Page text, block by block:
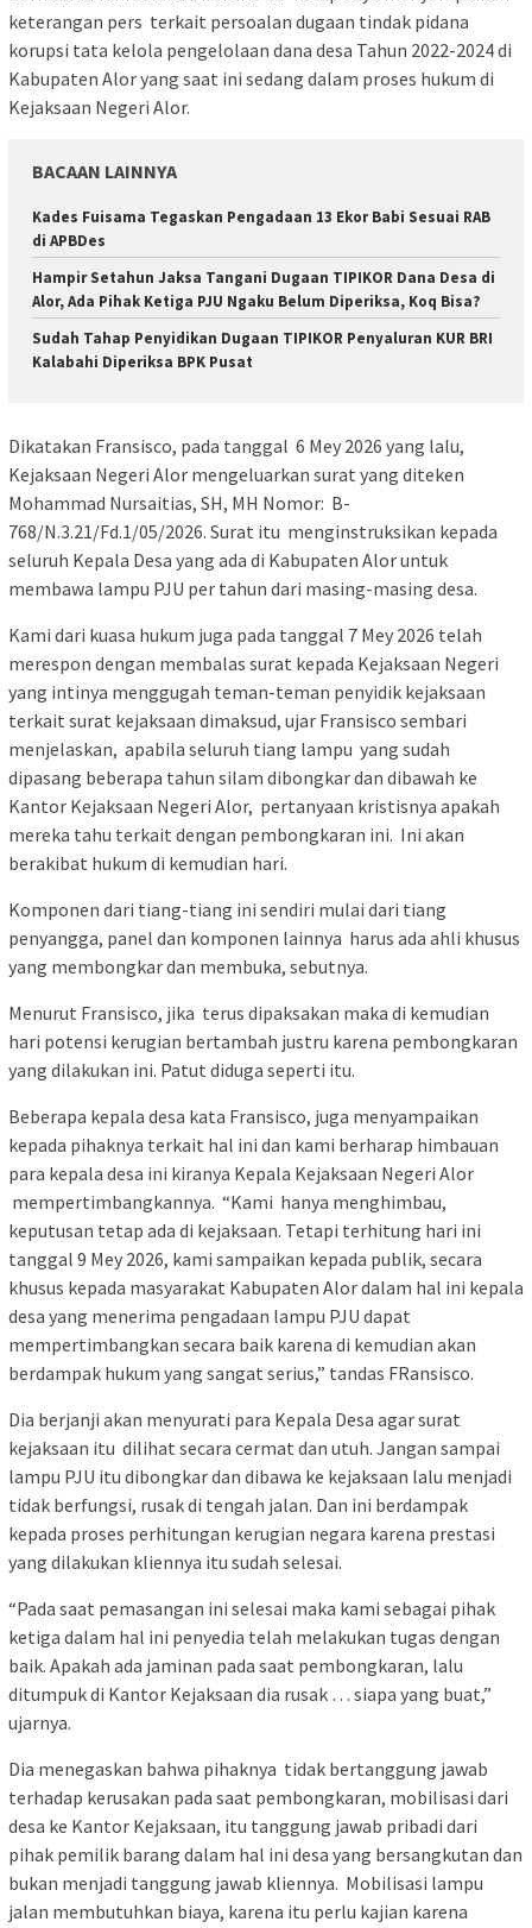
keterangan pers terkait persoalan dugaan tindak pidana
korupsi tata kelola pengelolaan dana desa Tahun 2022-2024 di
Kabupaten Alor yang saat ini sedang dalam proses hukum di
Kejaksaan Negeri Alor.
BACAAN LAINNYA
Kades Fuisama Tegaskan Pengadaan 13 Ekor Babi Sesuai RAB
di APBDes
Hampir Setahun Jaksa Tangani Dugaan TIPIKOR Dana Desa di
Alor, Ada Pihak Ketiga PJU Ngaku Belum Diperiksa, Koq Bisa?
Sudah Tahap Penyidikan Dugaan TIPIKOR Penyaluran KUR BRI
Kalabahi Diperiksa BPK Pusat
Dikatakan Fransisco, pada tanggal 6 Mey 2026 yang lalu,
Kejaksaan Negeri Alor mengeluarkan surat yang diteken
Mohammad Nursaitias, SH, MH Nomor: B-
768/N.3.21/Fd.1/05/2026. Surat itu menginstruksikan kepada
seluruh Kepala Desa yang ada di Kabupaten Alor untuk
membawa lampu PJU per tahun dari masing-masing desa.
Kami dari kuasa hukum juga pada tanggal 7 Mey 2026 telah
merespon dengan membalas surat kepada Kejaksaan Negeri
yang intinya menggugah teman-teman penyidik kejaksaan
terkait surat kejaksaan dimaksud, ujar Fransisco sembari
menjelaskan, apabila seluruh tiang lampu yang sudah
dipasang beberapa tahun silam dibongkar dan dibawah ke
Kantor Kejaksaan Negeri Alor, pertanyaan kristisnya apakah
mereka tahu terkait dengan pembongkaran ini. Ini akan
berakibat hukum di kemudian hari.
Komponen dari tiang-tiang ini sendiri mulai dari tiang
penyangga, panel dan komponen lainnya harus ada ahli khusus
yang membongkar dan membuka, sebutnya.
Menurut Fransisco, jika terus dipaksakan maka di kemudian
hari potensi kerugian bertambah justru karena pembongkaran
yang dilakukan ini. Patut diduga seperti itu.
Beberapa kepala desa kata Fransisco, juga menyampaikan
kepada pihaknya terkait hal ini dan kami berharap himbauan
para kepala desa ini kiranya Kepala Kejaksaan Negeri Alor
mempertimbangkannya. “Kami hanya menghimbau,
keputusan tetap ada di kejaksaan. Tetapi terhitung hari ini
tanggal 9 Mey 2026, kami sampaikan kepada publik, secara
khusus kepada masyarakat Kabupaten Alor dalam hal ini kepala
desa yang menerima pengadaan lampu PJU dapat
mempertimbangkan secara baik karena di kemudian akan
berdampak hukum yang sangat serius,” tandas FRansisco.
Dia berjanji akan menyurati para Kepala Desa agar surat
kejaksaan itu dilihat secara cermat dan utuh. Jangan sampai
lampu PJU itu dibongkar dan dibawa ke kejaksaan lalu menjadi
tidak berfungsi, rusak di tengah jalan. Dan ini berdampak
kepada proses perhitungan kerugian negara karena prestasi
yang dilakukan kliennya itu sudah selesai.
“Pada saat pemasangan ini selesai maka kami sebagai pihak
ketiga dalam hal ini penyedia telah melakukan tugas dengan
baik. Apakah ada jaminan pada saat pembongkaran, lalu
ditumpuk di Kantor Kejaksaan dia rusak … siapa yang buat,”
ujarnya.
Dia menegaskan bahwa pihaknya tidak bertanggung jawab
terhadap kerusakan pada saat pembongkaran, mobilisasi dari
desa ke Kantor Kejaksaan, itu tanggung jawab pribadi dari
pihak pemilik barang dalam hal ini desa yang bersangkutan dan
bukan menjadi tanggung jawab kliennya. Mobilisasi lampu
jalan membutuhkan biaya, karena itu perlu kajian karena